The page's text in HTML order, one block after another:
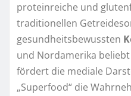
proteinreiche und
traditionellen
gesundheitsbewussten
und Nordamerika
fördert die mediale
„Superfood“ die